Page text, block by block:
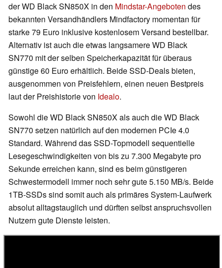
der WD Black SN850X in den Mindstar-Angeboten des
bekannten Versandhändlers Mindfactory momentan für
starke 79 Euro inklusive kostenlosem Versand bestellbar.
Alternativ ist auch die etwas langsamere WD Black
SN770 mit der selben Speicherkapazität für überaus
günstige 60 Euro erhältlich. Beide SSD-Deals bieten,
ausgenommen von Preisfehlern, einen neuen Bestpreis
laut der Preishistorie von Idealo.
Sowohl die WD Black SN850X als auch die WD Black
SN770 setzen natürlich auf den modernen PCIe 4.0
Standard. Während das SSD-Topmodell sequentielle
Lesegeschwindigkeiten von bis zu 7.300 Megabyte pro
Sekunde erreichen kann, sind es beim günstigeren
Schwestermodell immer noch sehr gute 5.150 MB/s. Beide
1TB-SSDs sind somit auch als primäres System-Laufwerk
absolut alltagstauglich und dürften selbst anspruchsvollen
Nutzern gute Dienste leisten.